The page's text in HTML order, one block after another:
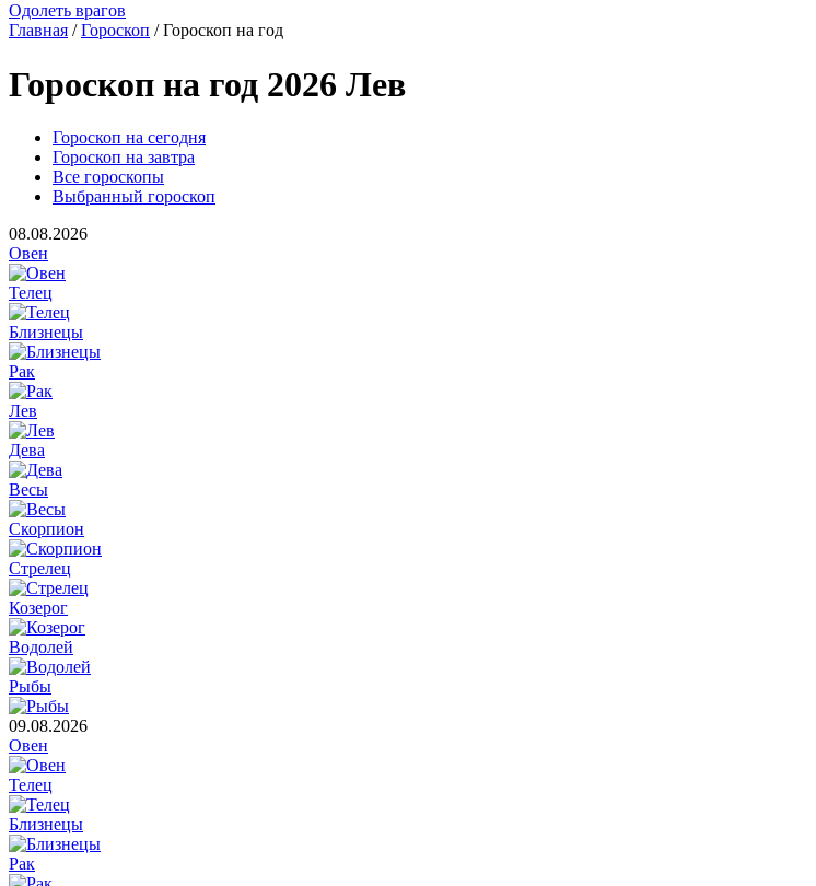
Одолеть врагов
Главная /Гороскоп / Гороскоп на год
Гороскоп на год 2026 Лев
Гороскоп на сегодня
Гороскоп на завтра
Все гороскопы
Выбранный гороскоп
08.08.2026
Овен
Телец
Близнецы
Рак
Лев
Дева
Весы
Скорпион
Стрелец
Козерог
Водолей
Рыбы
09.08.2026
Овен
Телец
Близнецы
Рак